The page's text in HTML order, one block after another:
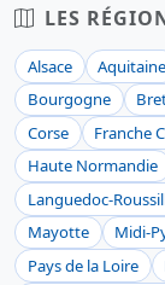
LES
Alsace Aquitaine
Bourgogne
Corse
Franche
Haute Normandie
Languedoc-
Mayotte
Midi-
Pays de la Loire